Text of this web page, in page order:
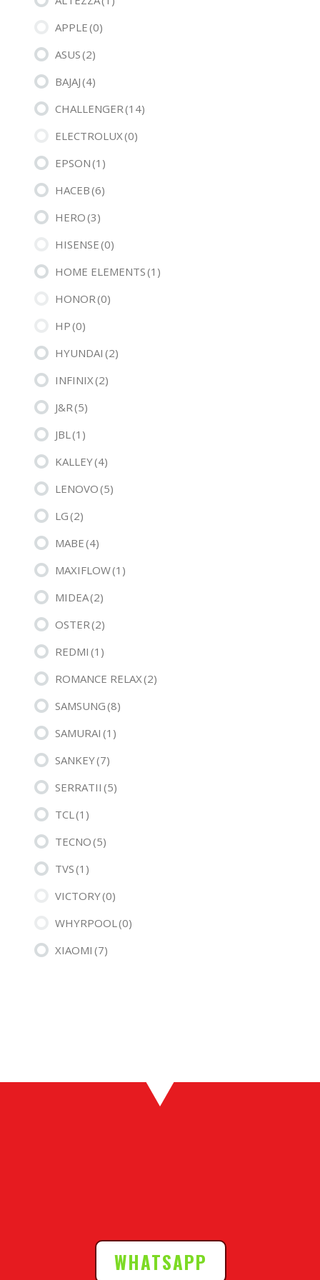
APPLE(0)
ASUS(2)
BAJAJ(4)
CHALLENGER(14)
ELECTROLUX(0)
EPSON(1)
HACEB(6)
HERO(3)
HISENSE(0)
HOME ELEMENTS(1)
HONOR(0)
HP(0)
HYUNDAI (2)
INFINIX(2)
J&R(5)
JBL (1)
KALLEY(4)
LENOVO(5)
LG(2)
MABE(4)
MAXIFLOW(1)
MIDEA(2)
OSTER(2)
REDMI (1)
ROMANCE RELAX(2)
SAMSUNG(8)
SAMURAI (1)
SANKEY(7)
SERRATII (5)
TCL (1)
TECNO(5)
TVS(1)
VICTORY(0)
WHYRPOOL (0)
XIAOMI (7)
WHATSAPP